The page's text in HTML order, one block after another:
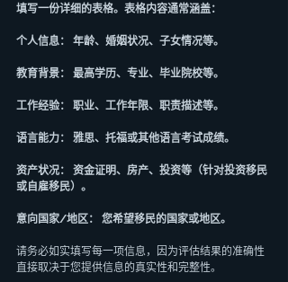
填写一份详细的表格。表格内容通常涵盖：
个人信息： 年龄、婚姻状况、子女情况等。
教育背景： 最高学历、专业、毕业院校等。
工作经验： 职业、工作年限、职责描述等。
语言能力： 雅思、托福或其他语言考试成绩。
资产状况： 资金证明、房产、投资等（针对投资移民
或自雇移民）。
意向国家/地区： 您希望移民的国家或地区。
请务必如实填写每一项信息，因为评估结果的准确性
直接取决于您提供信息的真实性和完整性。